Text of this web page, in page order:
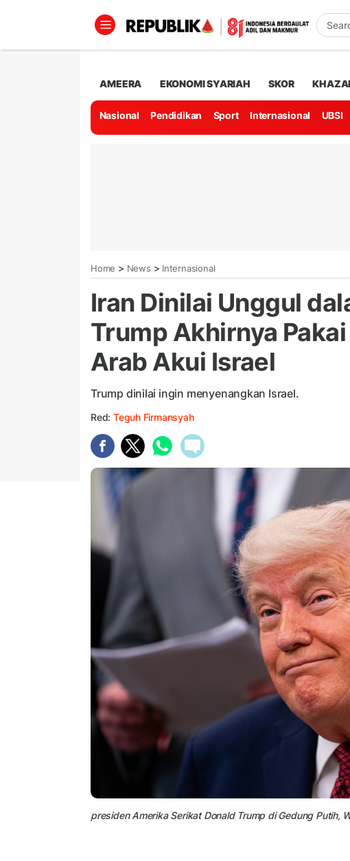
AMEERA EKONOMI SYARIAH SKOR
Nasional Pendidikan Sport Internasional UBSI
Home > News > Internasional
Iran Dinilai Unggul
Trump Akhirnya
Arab Akui Israel
Trump dinilai ingin menyenangkan Israel.
Red: Teguh Firmansyah
presiden Amerika Serikat Donald Trump di Gedung Putih,